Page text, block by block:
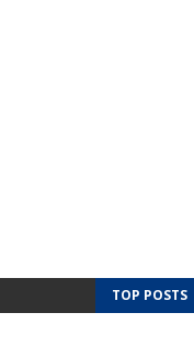
TOP POSTS